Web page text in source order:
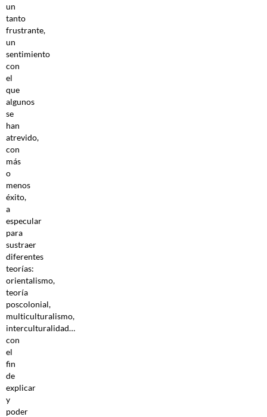
un
tanto
frustrante,
un
sentimiento
con
el
que
algunos
se
han
atrevido,
con
más
o
menos
éxito,
a
especular
para
sustraer
diferentes
teorías:
orientalismo,
teoría
poscolonial,
multiculturalismo,
interculturalidad…
con
el
fin
de
explicar
y
poder